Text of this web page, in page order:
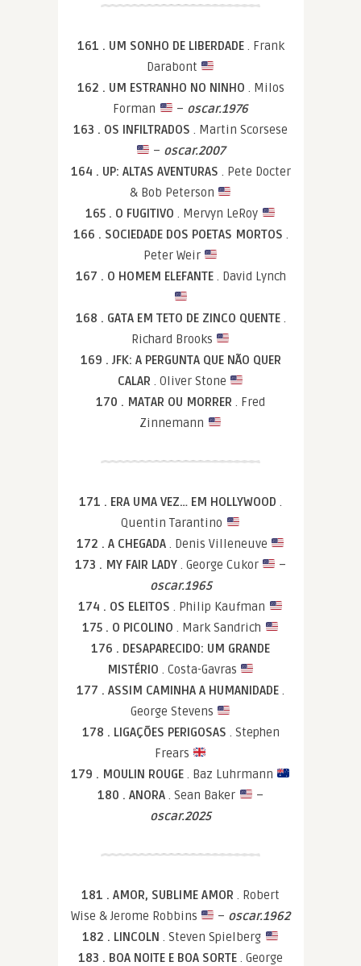
161 . UM SONHO DE LIBERDADE . Frank
Darabont
162 . UM ESTRANHO NO NINHO . Milos
Forman
– oscar.1976
163 . OS INFILTRADOS . Martin Scorsese
– oscar.2007
164 . UP: ALTAS AVENTURAS . Pete Docter
& Bob Peterson
165 . O FUGITIVO. Mervyn LeRoy
166 . SOCIEDADE DOS POETAS MORTOS .
Peter Weir
167 . O HOMEM ELEFANTE . David Lynch
168 . GATA EM TETO DE ZINCO QUENTE .
Richard Brooks
169 . JFK: A PERGUNTA QUE NÃO QUER
CALAR . Oliver Stone
170 . MATAR OU MORRER . Fred
Zinnemann
171 . ERA UMA VEZ… EM HOLLYWOOD .
Quentin Tarantino
172 . A CHEGADA . Denis Villeneuve
173 . MY FAIR LADY . George Cukor
–
oscar.1965
174 . OS ELEITOS. Philip Kaufman
175 . O PICOLINO. Mark Sandrich
176 . DESAPARECIDO: UM GRANDE
MISTÉRIO . Costa-Gavras
177 . ASSIM CAMINHA A HUMANIDADE .
George Stevens
178 . LIGAÇÕES PERIGOSAS . Stephen
Frears
179 . MOULIN ROUGE . Baz Luhrmann
180 . ANORA. Sean Baker
–
oscar.2025
181 . AMOR, SUBLIME AMOR . Robert
Wise & Jerome Robbins
– oscar.1962
182 . LINCOLN. Steven Spielberg
183 . BOA NOITE E BOA SORTE . George